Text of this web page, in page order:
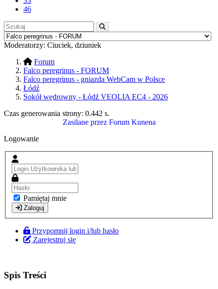
46
Moderatorzy: Ciuciek, dziuniek
Forum
Falco peregrinus - FORUM
Falco peregrinus - gniazda WebCam w Polsce
Łódź
Sokół wędrowny - Łódź VEOLIA EC4 - 2026
Czas generowania strony: 0.442 s.
Zasilane przez Forum Kunena
Logowanie
Pamiętaj mnie
Zaloguj
Przypomnij login i/lub hasło
Zarejestruj się
Spis Treści